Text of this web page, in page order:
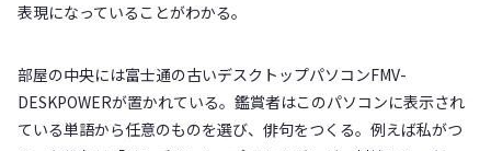
表現になっていることがわかる。
部屋の中央には富士通の古いデスクトップパソコンFMV-
DESKPOWERが置かれている。鑑賞者はこのパソコンに表示され
ている単語から任意のものを選び、俳句をつくる。例えば私がつ